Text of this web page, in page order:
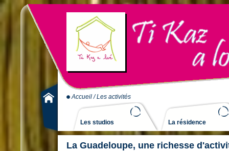
Accueil/ Les activités
Les studios La résidence
La Guadeloupe, une richesse